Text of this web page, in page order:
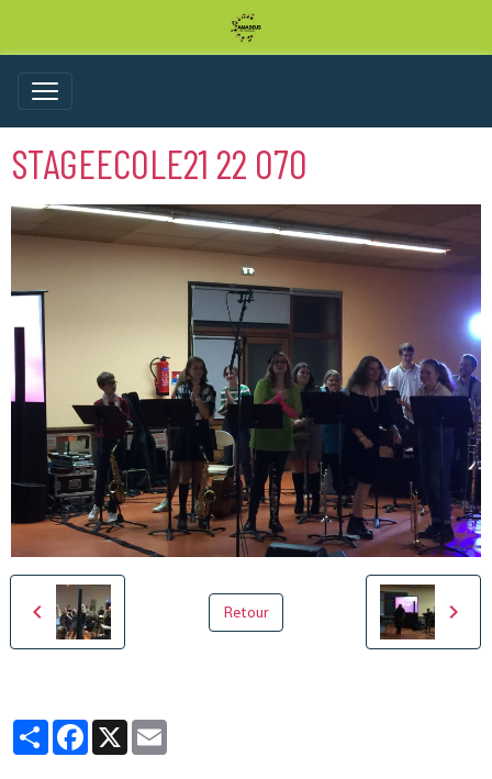
STAGEECOLE21 22 070
Retour
PartagerFacebook
X